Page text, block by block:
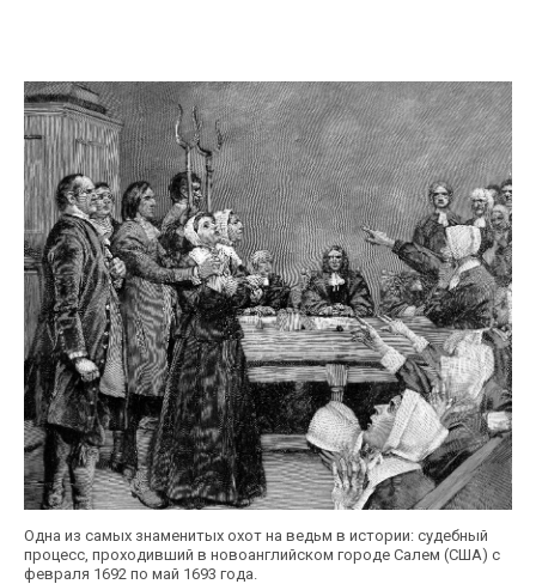
Одна из самых знаменитых охот на ведьм в истории: судебный
процесс, проходивший в новоанглийском городе Салем (США) с
февраля 1692 по май 1693 года.